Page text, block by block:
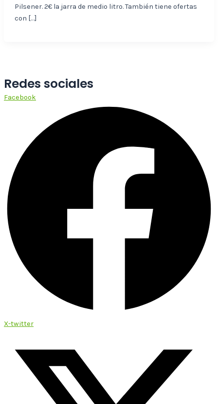
Pilsener. 2€ la jarra de medio litro. También tiene ofertas
con […]
Redes sociales
Facebook
X-twitter